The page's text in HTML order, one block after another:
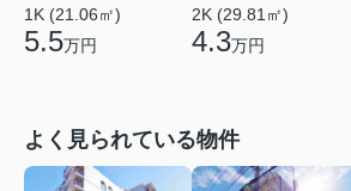
1K (21.06㎡)
5.5万円
2K (29.81㎡)
4.3万円
よく見られている物件